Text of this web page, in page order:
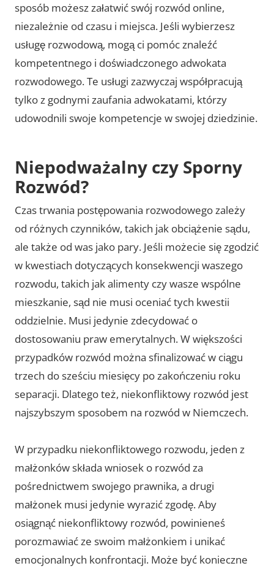
sposób możesz załatwić swój rozwód online,
niezależnie od czasu i miejsca. Jeśli wybierzesz
usługę rozwodową, mogą ci pomóc znaleźć
kompetentnego i doświadczonego adwokata
rozwodowego. Te usługi zazwyczaj współpracują
tylko z godnymi zaufania adwokatami, którzy
udowodnili swoje kompetencje w swojej dziedzinie.
Niepodważalny czy Sporny
Rozwód?
Czas trwania postępowania rozwodowego zależy
od różnych czynników, takich jak obciążenie sądu,
ale także od was jako pary. Jeśli możecie się zgodzić
w kwestiach dotyczących konsekwencji waszego
rozwodu, takich jak alimenty czy wasze wspólne
mieszkanie, sąd nie musi oceniać tych kwestii
oddzielnie. Musi jedynie zdecydować o
dostosowaniu praw emerytalnych. W większości
przypadków rozwód można sfinalizować w ciągu
trzech do sześciu miesięcy po zakończeniu roku
separacji. Dlatego też, niekonfliktowy rozwód jest
najszybszym sposobem na rozwód w Niemczech.
W przypadku niekonfliktowego rozwodu, jeden z
małżonków składa wniosek o rozwód za
pośrednictwem swojego prawnika, a drugi
małżonek musi jedynie wyrazić zgodę. Aby
osiągnąć niekonfliktowy rozwód, powinieneś
porozmawiać ze swoim małżonkiem i unikać
emocjonalnych konfrontacji. Może być konieczne